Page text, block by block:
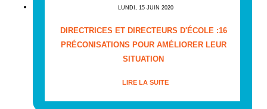
LUNDI, 15 JUIN 2020
DIRECTRICES ET DIRECTEURS D'ÉCOLE :16
PRÉCONISATIONS POUR AMÉLIORER LEUR
SITUATION
LIRE LA SUITE